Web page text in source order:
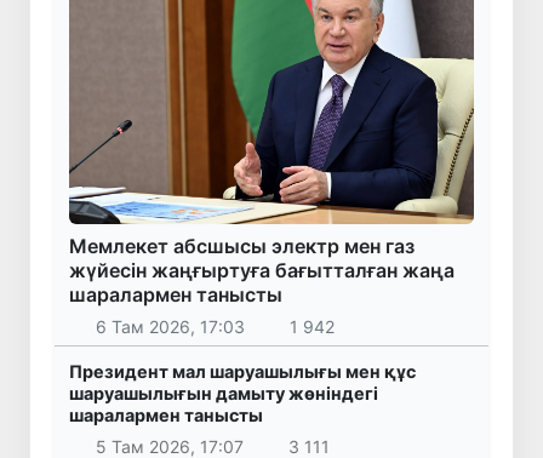
Мемлекет абсшысы электр мен газ
жүйесін жаңғыртуға бағытталған жаңа
шаралармен танысты
6 Там 2026, 17:03 1 942
Президент мал шаруашылығы мен құс
шаруашылығын дамыту жөніндегі
шаралармен танысты
5 Там 2026, 17:07
3 111